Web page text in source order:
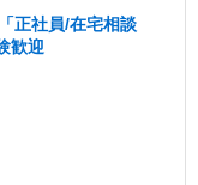
正社員/在宅相談
歓迎